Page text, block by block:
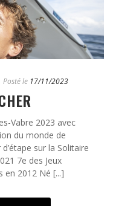
Posté le 17/11/2023
Vabre 2023 avec
du monde de
sur la Solitaire
7e des Jeux
en 2012 Né [...]